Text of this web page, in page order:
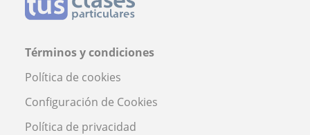
Términos y condiciones
Política de cookies
Configuración de Cookies
Política de privacidad